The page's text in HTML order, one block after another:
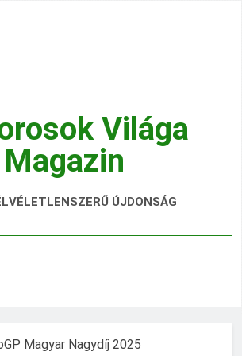
Világa
Magazin
Egy Helyen!
VÉLETLENSZERŰ ÚJDONSÁG
Magyar Nagydíj 2025